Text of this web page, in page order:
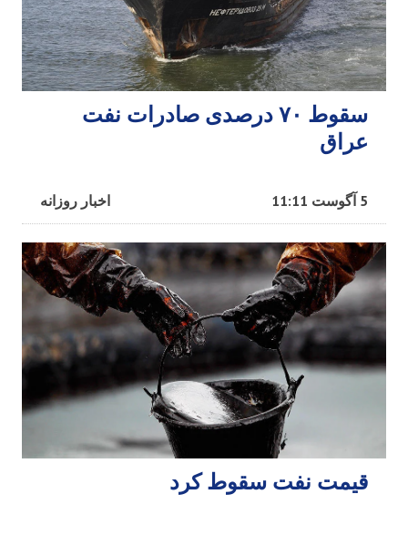
سقوط ۷۰ درصدی صادرات نفت
عراق
اخبار روزانه 5 آگوست 11:11
قیمت نفت سقوط کرد